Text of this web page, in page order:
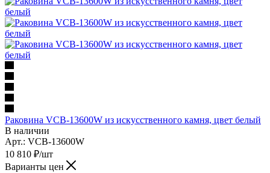
Раковина VCB-13600W из искусственного камня, цвет белый
В наличии
Арт.: VCB-13600W
10 810 ₽/шт
Варианты цен